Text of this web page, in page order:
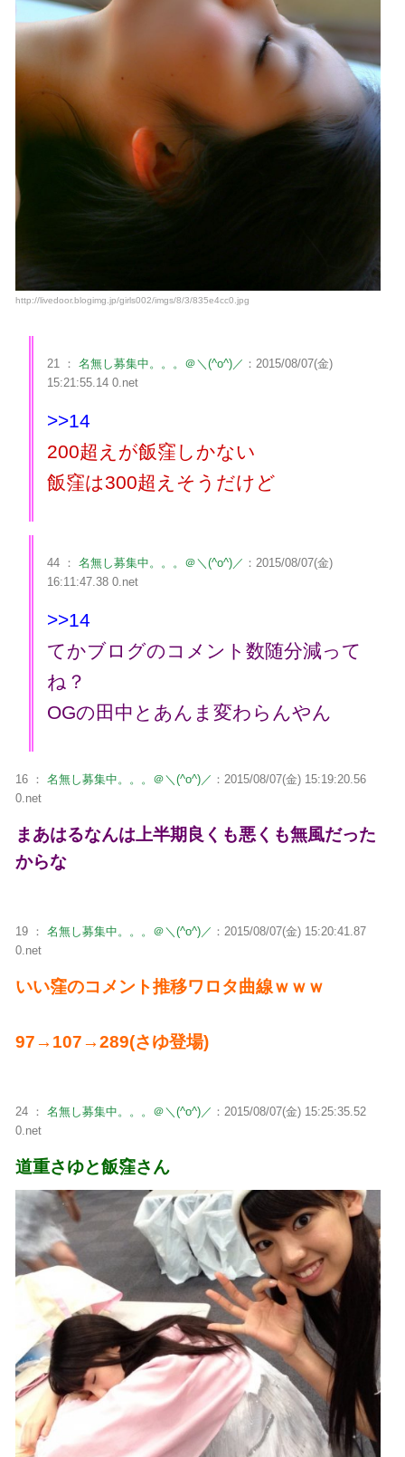
http://livedoor.blogimg.jp/girls002/imgs/8/3/835e4cc0.jpg
21 ： 名無し募集中。。。＠＼(^o^)／ ：2015/08/07(金)
15:21:55.14 0.net
>>14
200超えが飯窪しかない
飯窪は300超えそうだけど
44 ： 名無し募集中。。。＠＼(^o^)／ ：2015/08/07(金)
16:11:47.38 0.net
>>14
てかブログのコメント数随分減って
ね？
OGの田中とあんま変わらんやん
16 ： 名無し募集中。。。＠＼(^o^)／ ：2015/08/07(金) 15:19:20.56
0.net
まあはるなんは上半期良くも悪くも無風だった
からな
19 ： 名無し募集中。。。＠＼(^o^)／ ：2015/08/07(金) 15:20:41.87
0.net
いい窪のコメント推移ワロタ曲線ｗｗｗ
97→107→289(さゆ登場)
24 ： 名無し募集中。。。＠＼(^o^)／ ：2015/08/07(金) 15:25:35.52
0.net
道重さゆと飯窪さん